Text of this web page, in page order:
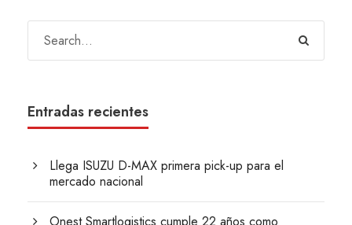
Entradas recientes
Llega ISUZU D-MAX primera pick-up para el
mercado nacional